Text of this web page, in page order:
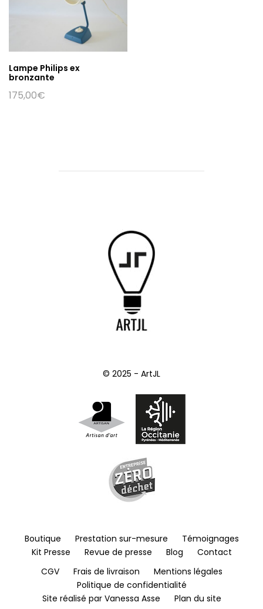
Lampe Philips ex
bronzante
175,00€
© 2025 - ArtJL
Boutique Prestation sur-mesure
Témoignages
Kit Presse
Revue de presse Blog
Contact
CGV
Frais de livraison
Mentions légales
Politique de confidentialité
Site réalisé par Vanessa Asse
Plan du site